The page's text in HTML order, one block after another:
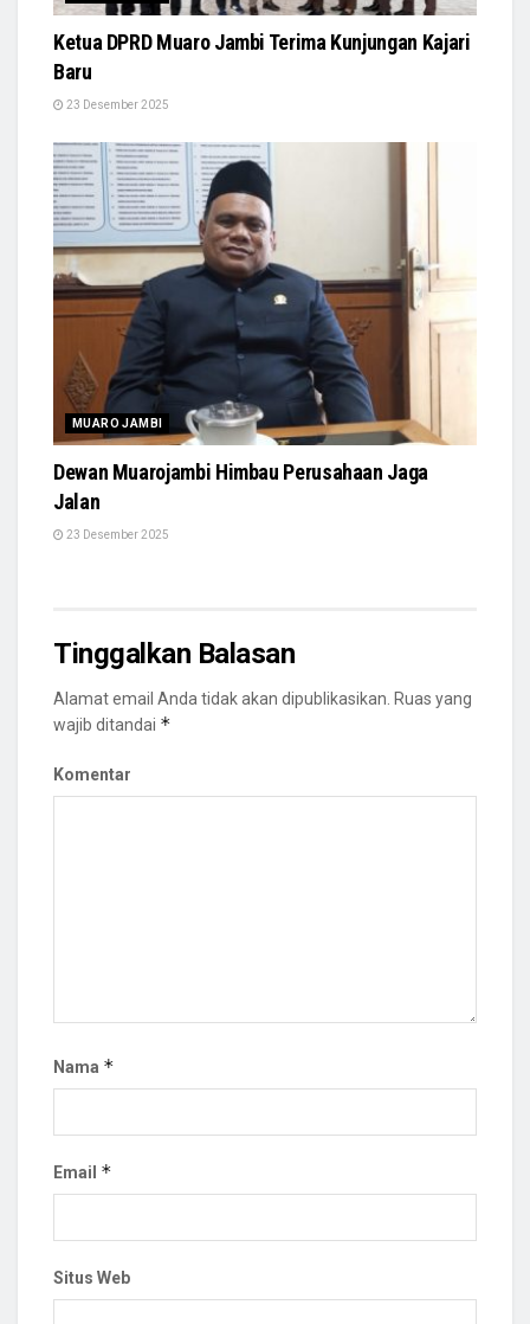
Ketua DPRD Muaro Jambi Terima Kunjungan Kajari
Baru
23 Desember 2025
MUARO JAMBI
Dewan Muarojambi Himbau Perusahaan Jaga
Jalan
23 Desember 2025
Tinggalkan Balasan
Alamat email Anda tidak akan dipublikasikan. Ruas yang
wajib ditandai *
Komentar
Nama *
Email *
Situs Web